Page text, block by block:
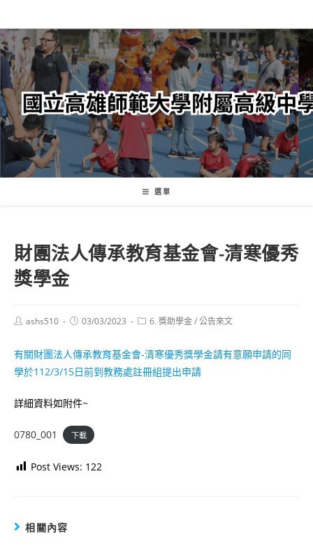
轉
至
主
內
容
選單
財團法人傳承教育基金會-清寒優秀
獎學金
Postashs510
Post03/03/2023
Post6. 獎助學金/公告來文
有關財團法人傳承教育基金會-清寒優秀獎學金請有意願申請的同
學於112/3/15日前到教務處註冊組提出申請
詳細資料如附件~
0780_001 下載
Post Views: 122
相關內容